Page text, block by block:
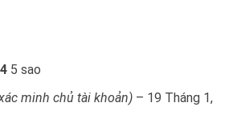
4 5 sao
minh chủ tài khoản) – 19 Tháng 1,